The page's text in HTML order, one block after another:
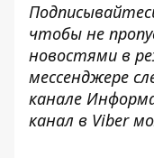
чтобы не
новостями в
мессенджере
канале
канал в Viber